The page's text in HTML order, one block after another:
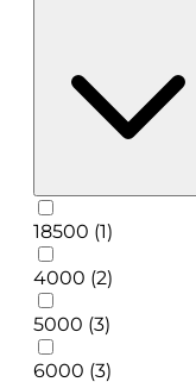
18500 (1)
4000 (2)
5000 (3)
6000 (3)